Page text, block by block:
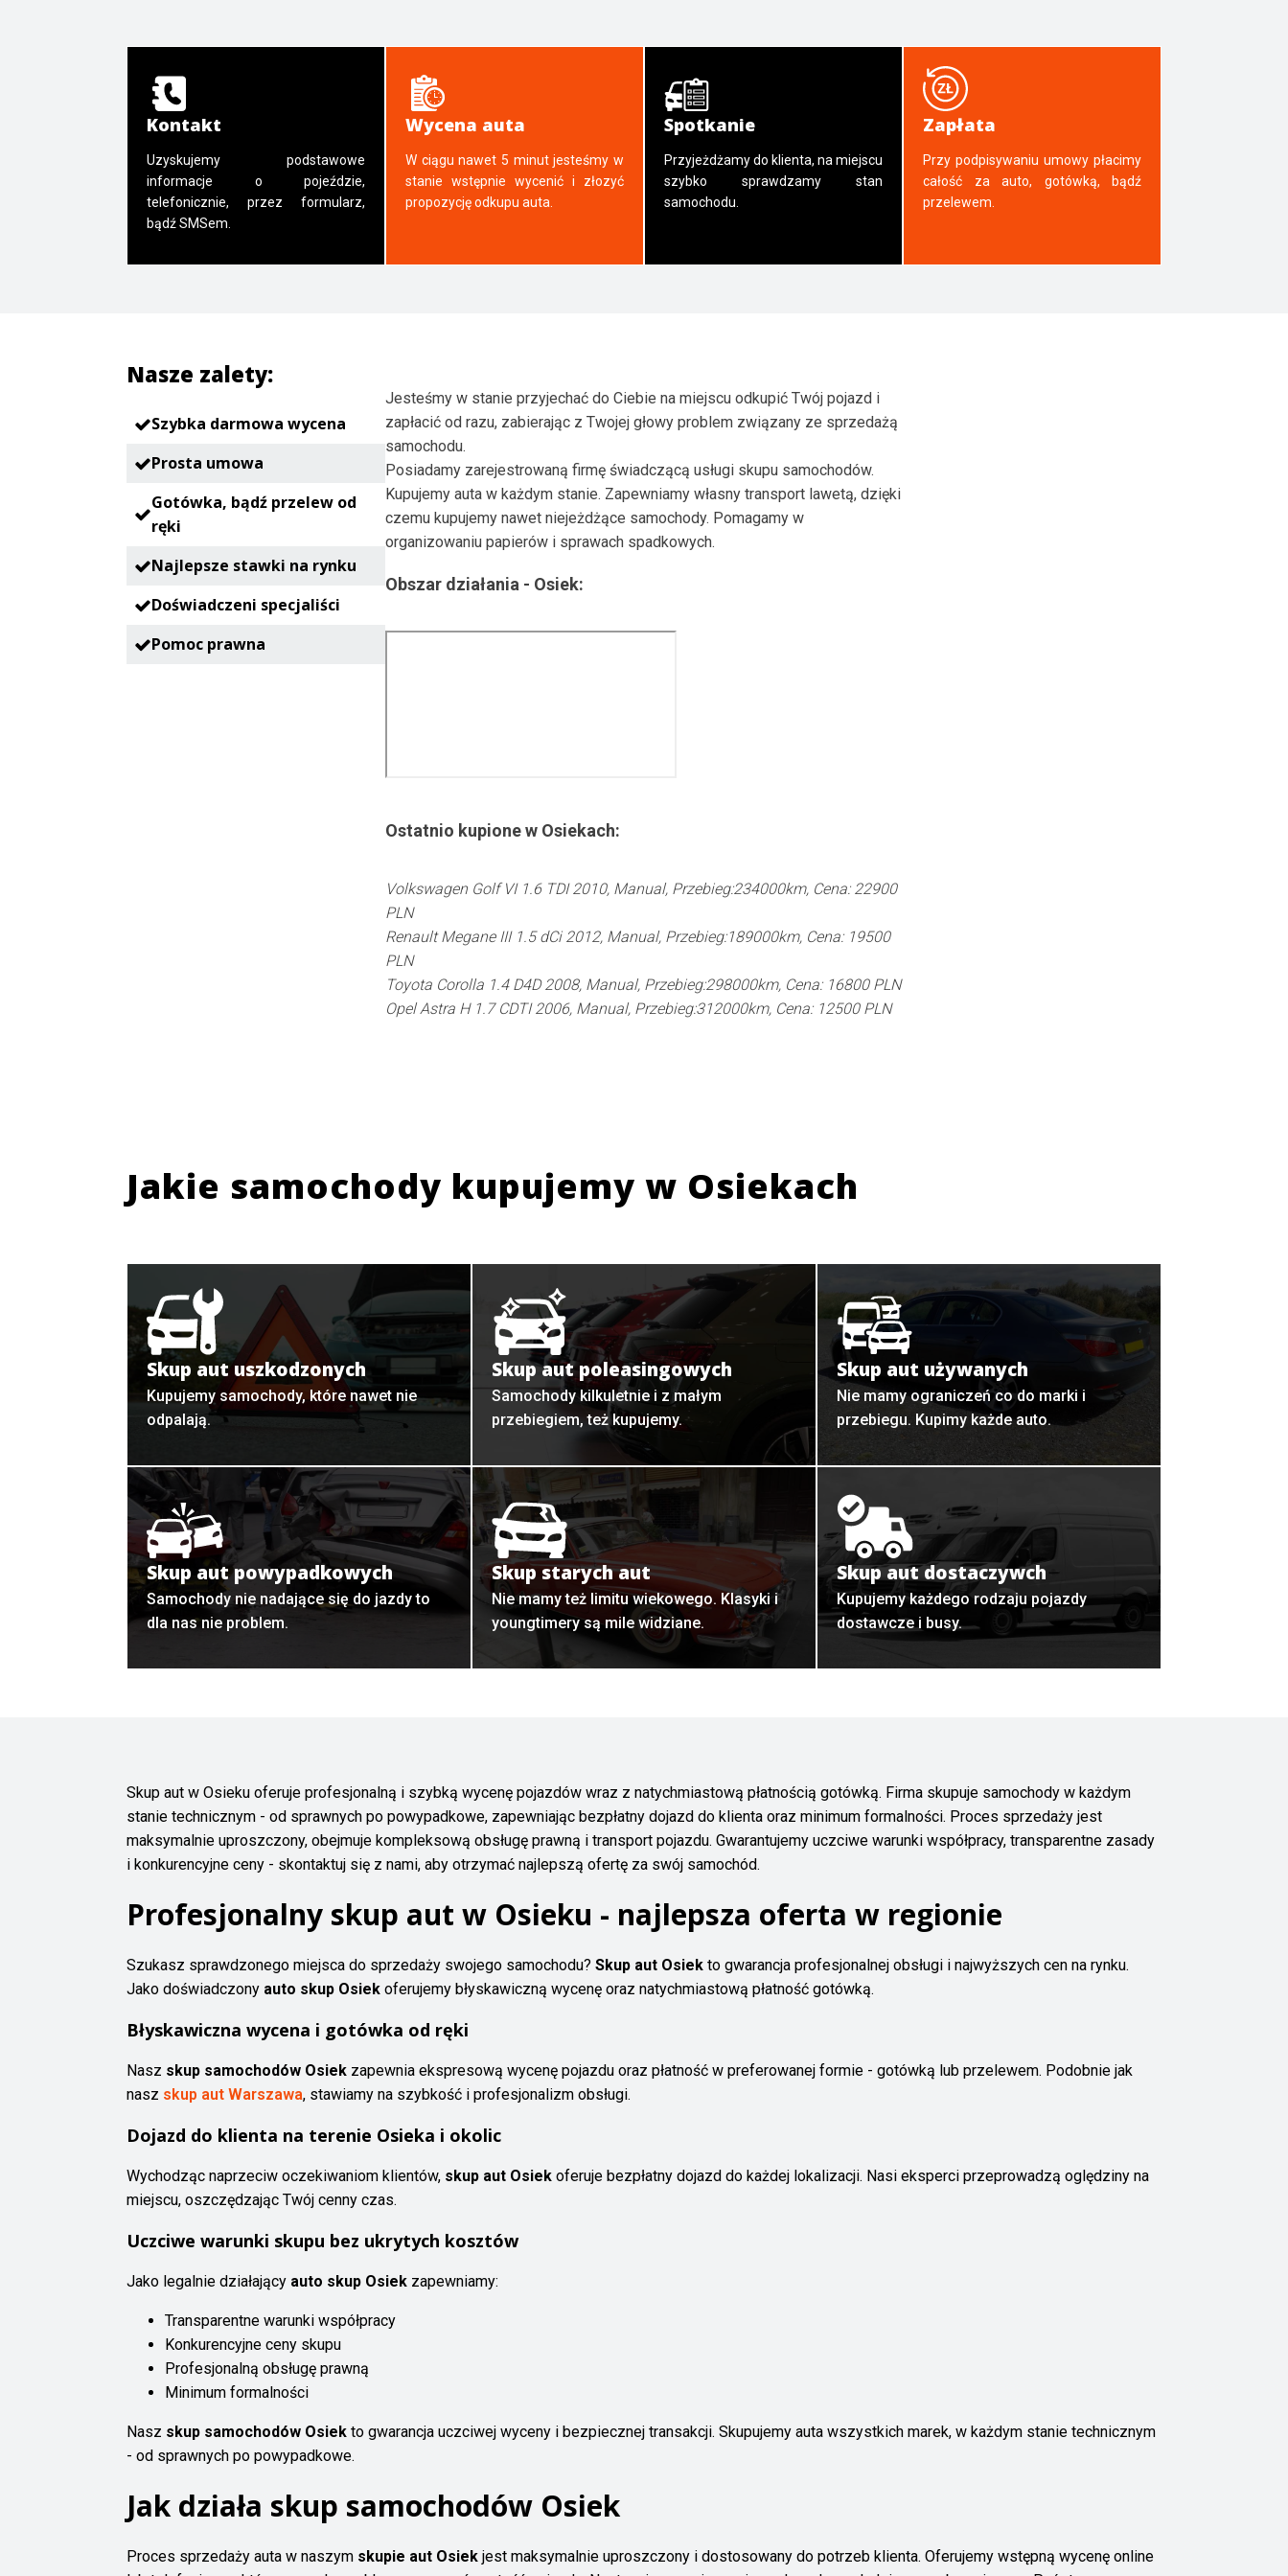
Kontakt
Uzyskujemy podstawowe
informacje o pojeździe,
telefonicznie, przez formularz,
bądź SMSem.
Wycena auta
W ciągu nawet 5 minut jesteśmy w
stanie wstępnie wycenić i złozyć
propozycję odkupu auta.
Spotkanie
Przyjeżdżamy do klienta, na miejscu
szybko sprawdzamy stan
samochodu.
Zapłata
Przy podpisywaniu umowy płacimy
całość za auto, gotówką, bądź
przelewem.
Nasze zalety:
Szybka darmowa wycena
Prosta umowa
Gotówka, bądź przelew od
ręki
Najlepsze stawki na rynku
Doświadczeni specjaliści
Pomoc prawna
Jesteśmy w stanie przyjechać do Ciebie na miejscu odkupić Twój pojazd i
zapłacić od razu, zabierając z Twojej głowy problem związany ze sprzedażą
samochodu.
Posiadamy zarejestrowaną firmę świadczącą usługi skupu samochodów.
Kupujemy auta w każdym stanie. Zapewniamy własny transport lawetą, dzięki
czemu kupujemy nawet niejeżdżące samochody. Pomagamy w
organizowaniu papierów i sprawach spadkowych.
Obszar działania - Osiek:
Ostatnio kupione w Osiekach:
Volkswagen Golf VI 1.6 TDI 2010, Manual, Przebieg:234000km, Cena: 22900
PLN
Renault Megane III 1.5 dCi 2012, Manual, Przebieg:189000km, Cena: 19500
PLN
Toyota Corolla 1.4 D4D 2008, Manual, Przebieg:298000km, Cena: 16800 PLN
Opel Astra H 1.7 CDTI 2006, Manual, Przebieg:312000km, Cena: 12500 PLN
Jakie samochody kupujemy w Osiekach
Skup aut uszkodzonych
Kupujemy samochody, które nawet nie
odpalają.
Skup aut poleasingowych
Samochody kilkuletnie i z małym
przebiegiem, też kupujemy.
Skup aut używanych
Nie mamy ograniczeń co do marki i
przebiegu. Kupimy każde auto.
Skup aut powypadkowych
Samochody nie nadające się do jazdy to
dla nas nie problem.
Skup starych aut
Nie mamy też limitu wiekowego. Klasyki i
youngtimery są mile widziane.
Skup aut dostaczywch
Kupujemy każdego rodzaju pojazdy
dostawcze i busy.
Skup aut w Osieku oferuje profesjonalną i szybką wycenę pojazdów wraz z natychmiastową płatnością gotówką. Firma skupuje samochody w każdym
stanie technicznym - od sprawnych po powypadkowe, zapewniając bezpłatny dojazd do klienta oraz minimum formalności. Proces sprzedaży jest
maksymalnie uproszczony, obejmuje kompleksową obsługę prawną i transport pojazdu. Gwarantujemy uczciwe warunki współpracy, transparentne zasady
i konkurencyjne ceny - skontaktuj się z nami, aby otrzymać najlepszą ofertę za swój samochód.
Profesjonalny skup aut w Osieku - najlepsza oferta w regionie
Szukasz sprawdzonego miejsca do sprzedaży swojego samochodu? Skup aut Osiek to gwarancja profesjonalnej obsługi i najwyższych cen na rynku.
Jako doświadczony auto skup Osiek oferujemy błyskawiczną wycenę oraz natychmiastową płatność gotówką.
Błyskawiczna wycena i gotówka od ręki
Nasz skup samochodów Osiek zapewnia ekspresową wycenę pojazdu oraz płatność w preferowanej formie - gotówką lub przelewem. Podobnie jak
nasz skup aut Warszawa, stawiamy na szybkość i profesjonalizm obsługi.
Dojazd do klienta na terenie Osieka i okolic
Wychodząc naprzeciw oczekiwaniom klientów, skup aut Osiek oferuje bezpłatny dojazd do każdej lokalizacji. Nasi eksperci przeprowadzą oględziny na
miejscu, oszczędzając Twój cenny czas.
Uczciwe warunki skupu bez ukrytych kosztów
Jako legalnie działający auto skup Osiek zapewniamy:
Transparentne warunki współpracy
Konkurencyjne ceny skupu
Profesjonalną obsługę prawną
Minimum formalności
Nasz skup samochodów Osiek to gwarancja uczciwej wyceny i bezpiecznej transakcji. Skupujemy auta wszystkich marek, w każdym stanie technicznym
- od sprawnych po powypadkowe.
Jak działa skup samochodów Osiek
Proces sprzedaży auta w naszym skupie aut Osiek jest maksymalnie uproszczony i dostosowany do potrzeb klienta. Oferujemy wstępną wycenę online